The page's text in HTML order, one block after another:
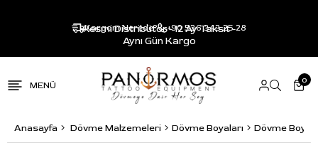
Resmi Distribütör - 12 Ay Taksit -
Aynı Gün Kargo
Kargom Nerede? +90 536 343 25 28
0
Anasayfa Dövme Malzemeleri Dövme Boyaları Dövme Boya